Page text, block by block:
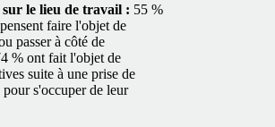
le lieu de travail : 55 %
faire l'objet de
passer à côté de
% ont fait l'objet de
suite à une prise de
s'occuper de leur